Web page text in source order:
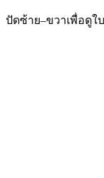
ปัดซ้าย–ขวาเพื่อดูใ